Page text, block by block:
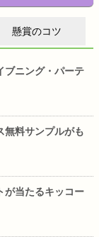
懸賞のコツ
ブニング・パーテ
料サンプルがも
が当たるキッコー